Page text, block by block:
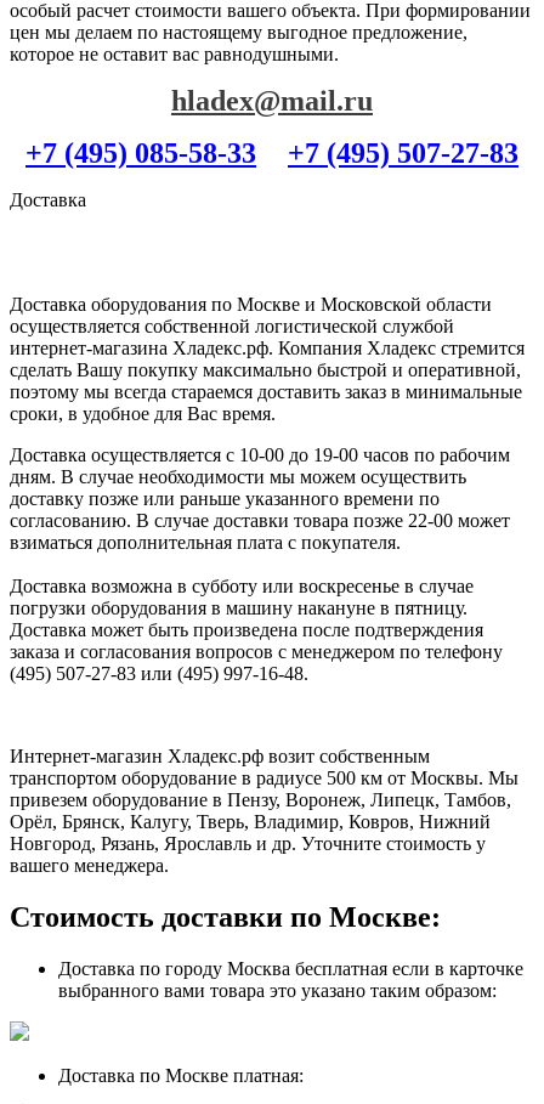
особый расчет стоимости вашего объекта. При формировании
цен мы делаем по настоящему выгодное предложение,
которое не оставит вас равнодушными.
hladex@mail.ru
+7 (495) 085-58-33
+7 (495) 507-27-83
Доставка
Доставка оборудования по Москве и Московской области
осуществляется собственной логистической службой
интернет-магазина Хладекс.рф. Компания Хладекс стремится
сделать Вашу покупку максимально быстрой и оперативной,
поэтому мы всегда стараемся доставить заказ в минимальные
сроки, в удобное для Вас время.
Доставка осуществляется с 10-00 до 19-00 часов по рабочим
дням. В случае необходимости мы можем осуществить
доставку позже или раньше указанного времени по
согласованию. В случае доставки товара позже 22-00 может
взиматься дополнительная плата с покупателя.
Доставка возможна в субботу или воскресенье в случае
погрузки оборудования в машину накануне в пятницу.
Доставка может быть произведена после подтверждения
заказа и согласования вопросов с менеджером по телефону
(495) 507-27-83 или (495) 997-16-48.
Интернет-магазин Хладекс.рф возит собственным
транспортом оборудование в радиусе 500 км от Москвы. Мы
привезем оборудование в Пензу, Воронеж, Липецк, Тамбов,
Орёл, Брянск, Калугу, Тверь, Владимир, Ковров, Нижний
Новгород, Рязань, Ярославль и др. Уточните стоимость у
вашего менеджера.
Стоимость доставки по Москве:
Доставка по городу Москва бесплатная если в карточке
выбранного вами товара это указано таким образом:
Доставка по Москве платная: